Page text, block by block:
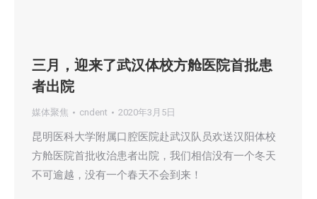
三月，迎来了武汉体校方舱医院首批患
者出院
媒体聚焦 cndent 2020年3月5日
昆明医科大学附属口腔医院赴武汉队员欢送汉阳体校
方舱医院首批收治患者出院，我们相信没有一个冬天
不可逾越，没有一个春天不会到来！